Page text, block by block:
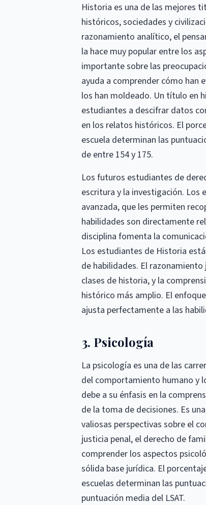
Historia es una de las mejores
históricos, sociedades y
razonamiento analítico, el
la hace muy popular entre los
importante sobre las
ayuda a comprender cómo han
los han moldeado. Un título en
estudiantes a descifrar datos
en los relatos históricos. El
escuela determinan las
de entre 154 y 175.
Los futuros estudiantes de
escritura y la investigación.
avanzada, que les permiten
habilidades son directamente
disciplina fomenta la
Los estudiantes de Historia
de habilidades. El
clases de historia, y la
histórico más amplio. El
ajusta perfectamente a las
3. Psicología
La psicología es una de las
del comportamiento humano y
debe a su énfasis en la
de la toma de decisiones. Es
valiosas perspectivas sobre el
justicia penal, el derecho de
comprender los aspectos
sólida base jurídica. El
escuelas determinan las
puntuación media del LSAT.